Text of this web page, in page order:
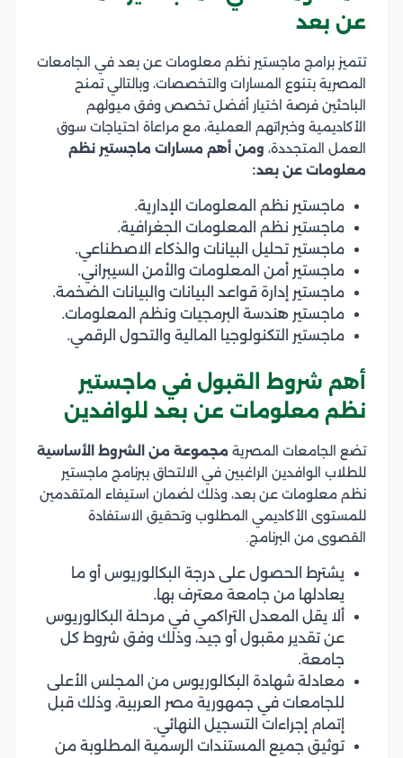
عن بعد
تتميز برامج ماجستير نظم معلومات عن بعد في الجامعات
المصرية بتنوع المسارات والتخصصات، وبالتالي تمنح
الباحثين فرصة اختيار أفضل تخصص وفق ميولهم
الأكاديمية وخبراتهم العملية، مع مراعاة احتياجات سوق
العمل المتجددة، ومن أهم مسارات ماجستير نظم
معلومات عن بعد:
ماجستير نظم المعلومات الإدارية.
ماجستير نظم المعلومات الجغرافية.
ماجستير تحليل البيانات والذكاء الاصطناعي.
ماجستير أمن المعلومات والأمن السيبراني.
ماجستير إدارة قواعد البيانات والبيانات الضخمة.
ماجستير هندسة البرمجيات ونظم المعلومات.
ماجستير التكنولوجيا المالية والتحول الرقمي.
أهم شروط القبول في ماجستير
نظم معلومات عن بعد للوافدين
تضع الجامعات المصرية مجموعة من الشروط الأساسية
للطلاب الوافدين الراغبين في الالتحاق ببرنامج ماجستير
نظم معلومات عن بعد، وذلك لضمان استيفاء المتقدمين
للمستوى الأكاديمي المطلوب وتحقيق الاستفادة
القصوى من البرنامج.
يشترط الحصول على درجة البكالوريوس أو ما
يعادلها من جامعة معترف بها.
ألا يقل المعدل التراكمي في مرحلة البكالوريوس
عن تقدير مقبول أو جيد، وذلك وفق شروط كل
جامعة.
معادلة شهادة البكالوريوس من المجلس الأعلى
للجامعات في جمهورية مصر العربية، وذلك قبل
إتمام إجراءات التسجيل النهائي.
توثيق جميع المستندات الرسمية المطلوبة من